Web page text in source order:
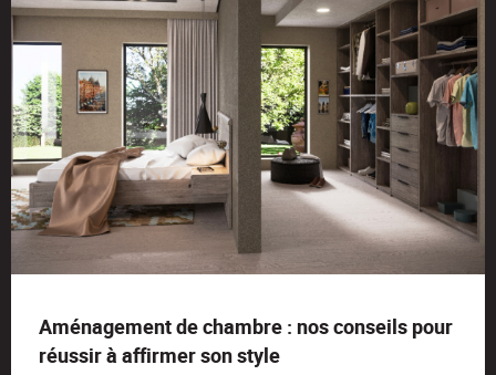
Aménagement de chambre : nos conseils pour
réussir à affirmer son style